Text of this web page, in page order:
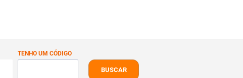
TENHO UM CÓDIGO
BUSCAR